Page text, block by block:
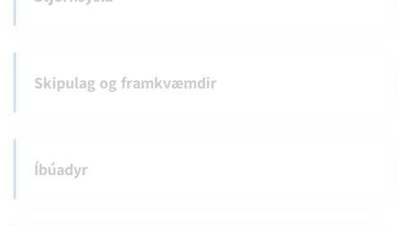
Skipulag og framkvæmdir
Íbúadyr